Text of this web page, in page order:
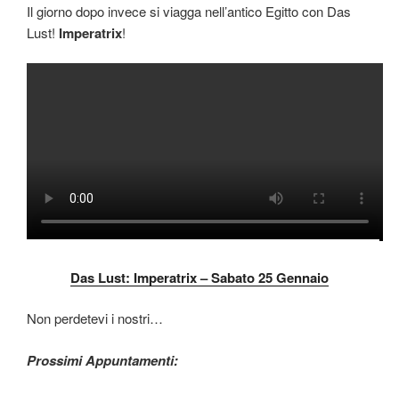
Il giorno dopo invece si viagga nell’antico Egitto con Das
Lust! Imperatrix!
Das Lust: Imperatrix – Sabato 25 Gennaio
Non perdetevi i nostri…
Prossimi Appuntamenti: